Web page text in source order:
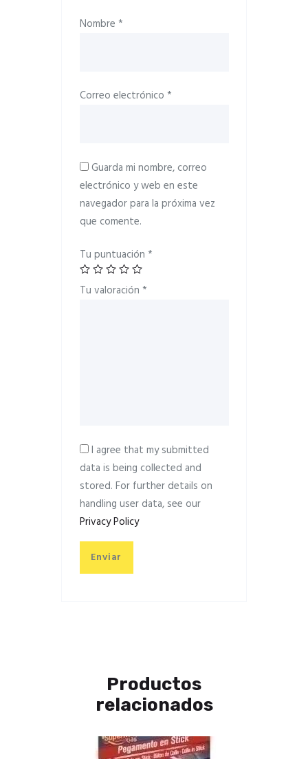
Nombre *
Correo electrónico *
Guarda mi nombre, correo
electrónico y web en este
navegador para la próxima vez
que comente.
Tu puntuación *
Tu valoración *
I agree that my submitted
data is being collected and
stored. For further details on
handling user data, see our
Privacy Policy
Productos
relacionados